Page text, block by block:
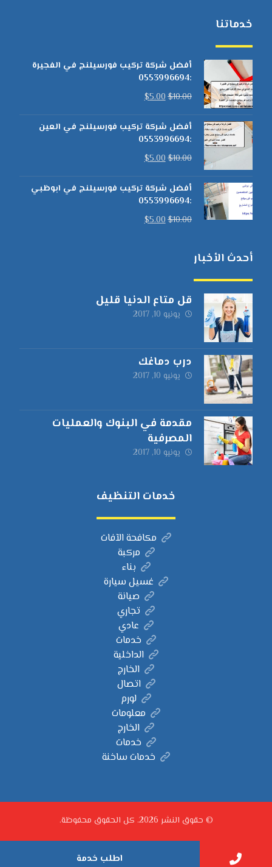
خدماتنا
أفضل شركة تركيب فورسيلنج في الفجيرة
:0553996694
$10.00
$5.00
أفضل شركة تركيب فورسيلنج في العين
:0553996694
$10.00
$5.00
أفضل شركة تركيب فورسيلنج في ابوظبي
:0553996694
$10.00
$5.00
أحدث الأخبار
قل متاع الدنيا قليل
يونيو 10, 2017
درب دماغك
يونيو 10, 2017
مقدمة في البنوك والعمليات
المصرفية
يونيو 10, 2017
خدمات التنظيف
مكافحة الآفات
مركبة
بناء
غسيل سيارة
صيانة
تجاري
عادي
خدمات
الداخلية
الخارج
اتصال
لورم
معلومات
الخارج
خدمات
خدمات ساخنة
© حقوق النشر 2026. كل الحقوق محفوظة.
اطلب خدمة